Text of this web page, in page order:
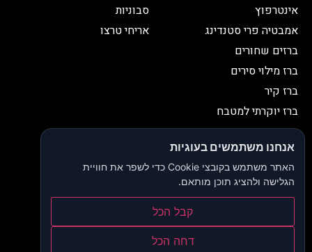
אינטרפוץ
אמבטיה פרי סטנדינג
ברזים שחורים
ברז מילוי סירים
ברז קיר
ברז יוקרתי למטבח
סבוניות
אריחי טרצו
יצירת קשר
03-9335335
052-2653038
sbeiruty@gmail.com
אולם תצוגה:דרך האורנים 23, רינתיה
אנחנו משתמשים בעוגיות
האתר משתמש בקובצי Cookie כדי לשפר את חוויית
הגלישה ולהציג תוכן מותאם.
קבל הכל
דחה הכל